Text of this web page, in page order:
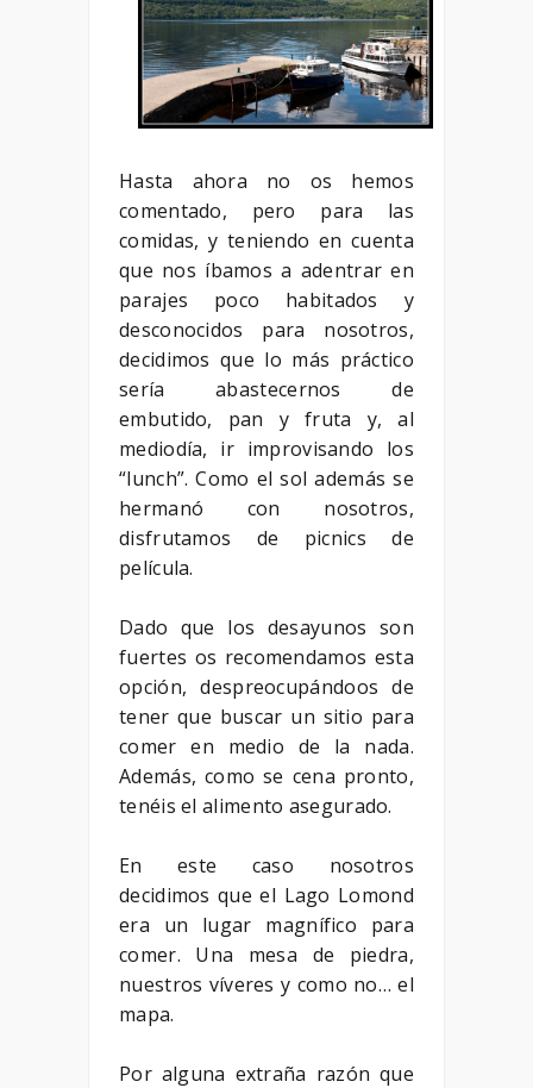
Hasta ahora no os hemos
comentado, pero para las
comidas, y teniendo en cuenta
que nos íbamos a adentrar en
parajes poco habitados y
desconocidos para nosotros,
decidimos que lo más práctico
sería abastecernos de
embutido, pan y fruta y, al
mediodía, ir improvisando los
“lunch”. Como el sol además se
hermanó con nosotros,
disfrutamos de picnics de
película.
Dado que los desayunos son
fuertes os recomendamos esta
opción, despreocupándoos de
tener que buscar un sitio para
comer en medio de la nada.
Además, como se cena pronto,
tenéis el alimento asegurado.
En este caso nosotros
decidimos que el Lago Lomond
era un lugar magnífico para
comer. Una mesa de piedra,
nuestros víveres y como no… el
mapa.
Por alguna extraña razón que